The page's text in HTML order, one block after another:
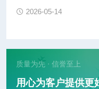
2026-05-14
质量为先 · 信誉至上
用心为客户提供更